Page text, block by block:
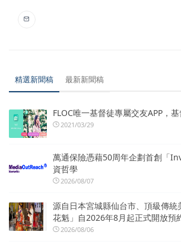
精選新聞稿 最新新聞稿
FLOC唯一基督徒專屬交友APP，
2021/03/29
萬通保險憑藉50周年企劃首創「
資哲學
2026/08/07
源自日本宮城縣仙台市、頂級傳統
花魁」自2026年8月起正式開放預
2026/08/06